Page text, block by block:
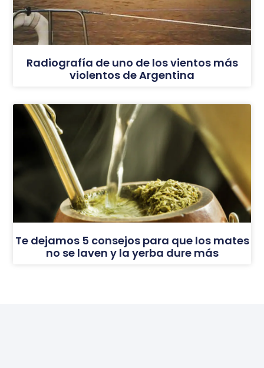
Radiografía de uno de los vientos más
violentos de Argentina
Te dejamos 5 consejos para que los mates
no se laven y la yerba dure más